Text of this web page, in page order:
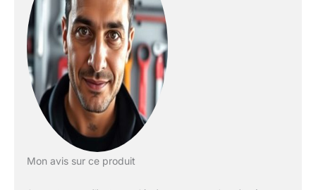
d'un modèle à deux
portes ou équipé de
portes coulissantes
ou d'un toit en verre
avant l'installation.
【Matériau
extrêmement
imperméable et
Mon avis sur ce produit